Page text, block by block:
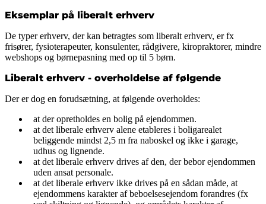
Eksemplar på liberalt erhverv
De typer erhverv, der kan betragtes som liberalt erhverv, er fx
frisører, fysioterapeuter, konsulenter, rådgivere, kiropraktorer, mindre
webshops og børnepasning med op til 5 børn.
Liberalt erhverv - overholdelse af følgende
Der er dog en forudsætning, at følgende overholdes:
at der opretholdes en bolig på ejendommen.
at det liberale erhverv alene etableres i boligarealet
beliggende mindst 2,5 m fra naboskel og ikke i garage,
udhus og lignende.
at det liberale erhverv drives af den, der bebor ejendommen
uden ansat personale.
at det liberale erhverv ikke drives på en sådan måde, at
ejendommens karakter af beboelsesejendom forandres (fx